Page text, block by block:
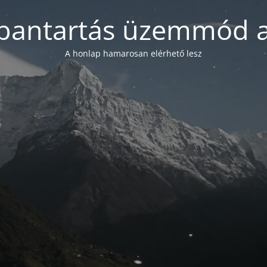
üzemmód
A honlap hamarosan elérhető lesz